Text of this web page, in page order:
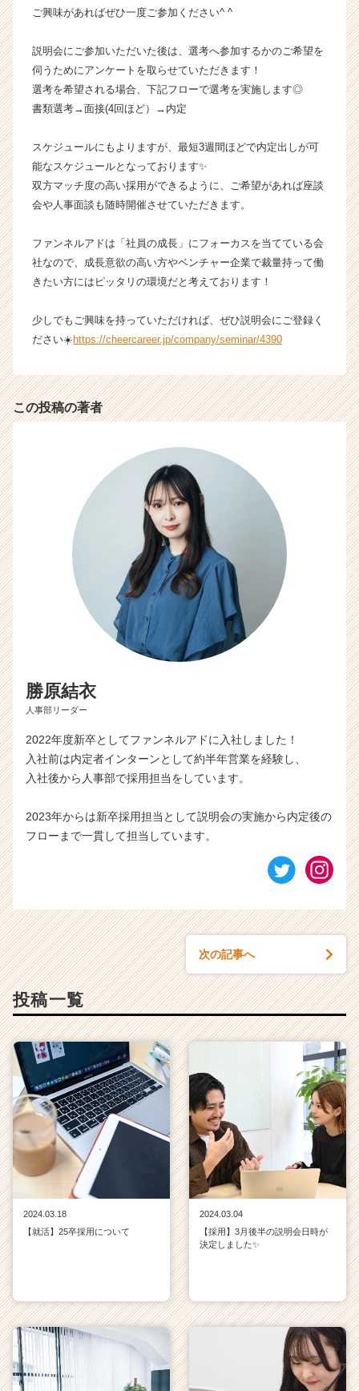
ト
届
く
就
活
ト
チ
ア
キ
リ
ア
h
e
r
a
e
ご興味があればぜひ一度ご参加ください^ ^
説明会にご参加いただいた後は、選考へ参加するかのご希望を
伺うためにアンケートを取らせていただきます！
選考を希望される場合、下記フローで選考を実施します◎
書類選考→面接(4回ほど）→内定
スケジュールにもよりますが、最短3週間ほどで内定出しが可
能なスケジュールとなっております✨
双方マッチ度の高い採用ができるように、ご希望があれば座談
会や人事面談も随時開催させていただきます。
ファンネルアドは「社員の成長」にフォーカスを当てている会
社なので、成長意欲の高い方やベンチャー企業で裁量持って働
きたい方にはピッタリの環境だと考えております！
少しでもご興味を持っていただければ、ぜひ説明会にご登録く
ださい☀️https://cheercareer.jp/company/seminar/4390
この投稿の著者
勝原結衣
人事部リーダー
2022年度新卒としてファンネルアドに入社しました！
入社前は内定者インターンとして約半年営業を経験し、
入社後から人事部で採用担当をしています。
2023年からは新卒採用担当として説明会の実施から内定後の
フローまで一貫して担当しています。
次の記事へ
投稿一覧
2024.03.18
【就活】25卒採用について
2024.03.04
【採用】3月後半の説明会日時が
決定しました✨